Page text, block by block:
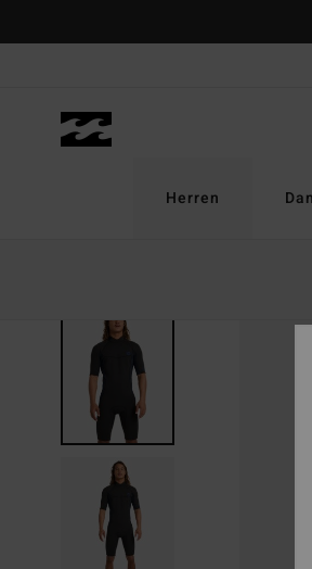
Herren